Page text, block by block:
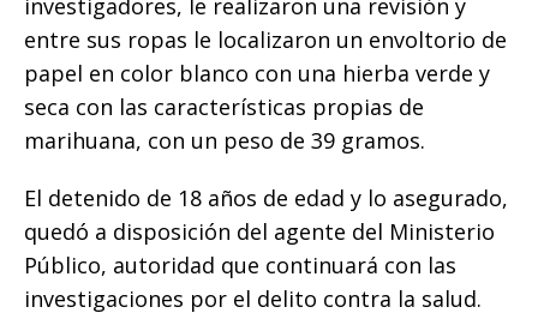
entre sus ropas le localizaron un envoltorio de
papel en color blanco con una hierba verde y
seca con las características propias de
marihuana, con un peso de 39 gramos.
El detenido de 18 años de edad y lo asegurado,
quedó a disposición del agente del Ministerio
Público, autoridad que continuará con las
investigaciones por el delito contra la salud.